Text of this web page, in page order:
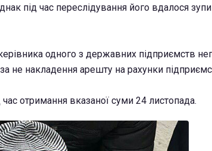
під час переслідування його вдалося
одного з державних підприємств
не накладення арешту на рахунки
отримання вказаної суми 24 листопада.